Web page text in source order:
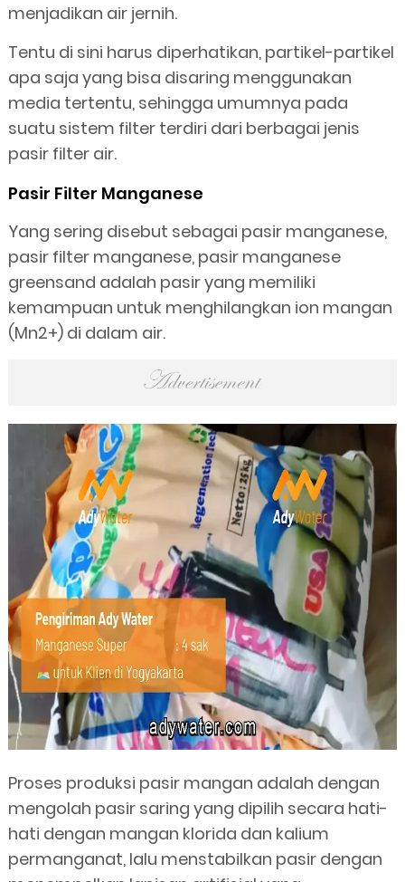
menjadikan air jernih.
Tentu di sini harus diperhatikan, partikel-partikel
apa saja yang bisa disaring menggunakan
media tertentu, sehingga umumnya pada
suatu sistem filter terdiri dari berbagai jenis
pasir filter air.
Pasir Filter Manganese
Yang sering disebut sebagai pasir manganese,
pasir filter manganese, pasir manganese
greensand adalah pasir yang memiliki
kemampuan untuk menghilangkan ion mangan
(Mn2+) di dalam air.
Proses produksi pasir mangan adalah dengan
mengolah pasir saring yang dipilih secara hati-
hati dengan mangan klorida dan kalium
permanganat, lalu menstabilkan pasir dengan